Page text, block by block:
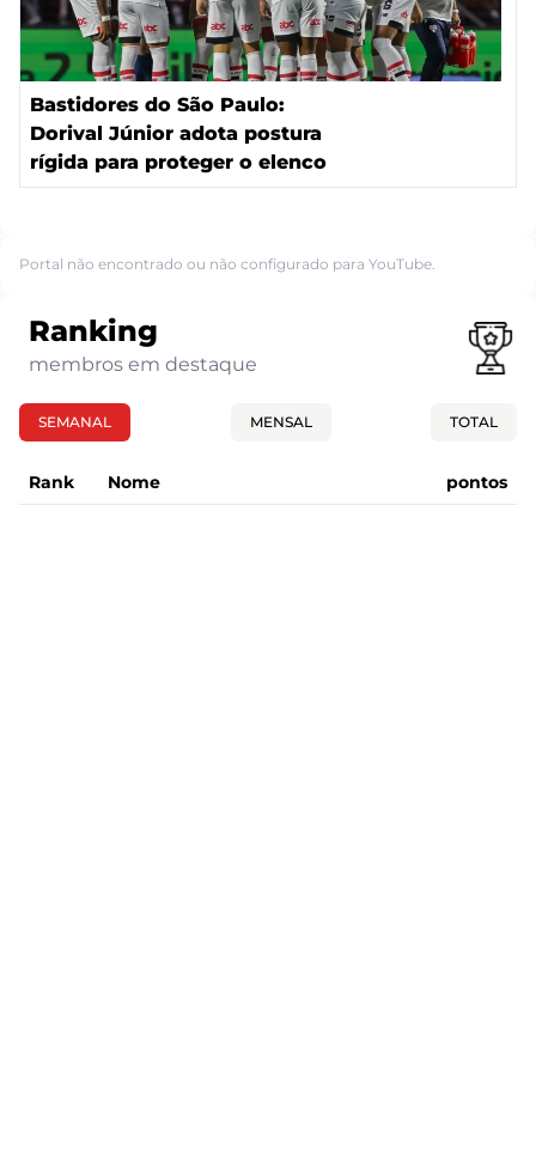
Bastidores do São Paulo:
Dorival Júnior adota postura
rígida para proteger o elenco
Portal não encontrado ou não configurado para YouTube.
Ranking
membros em destaque
SEMANAL MENSAL TOTAL
Rank Nome pontos